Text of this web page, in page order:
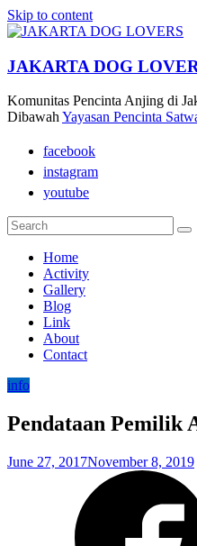
Skip to content
JAKARTA DOG
Komunitas Pencinta Anjing di
DibawahYayasan Pencinta
facebook
instagram
youtube
Home
Activity
Gallery
Blog
Link
About
Contact
info
Pendataan Pemilik
June 27, 2017November 8, 2019